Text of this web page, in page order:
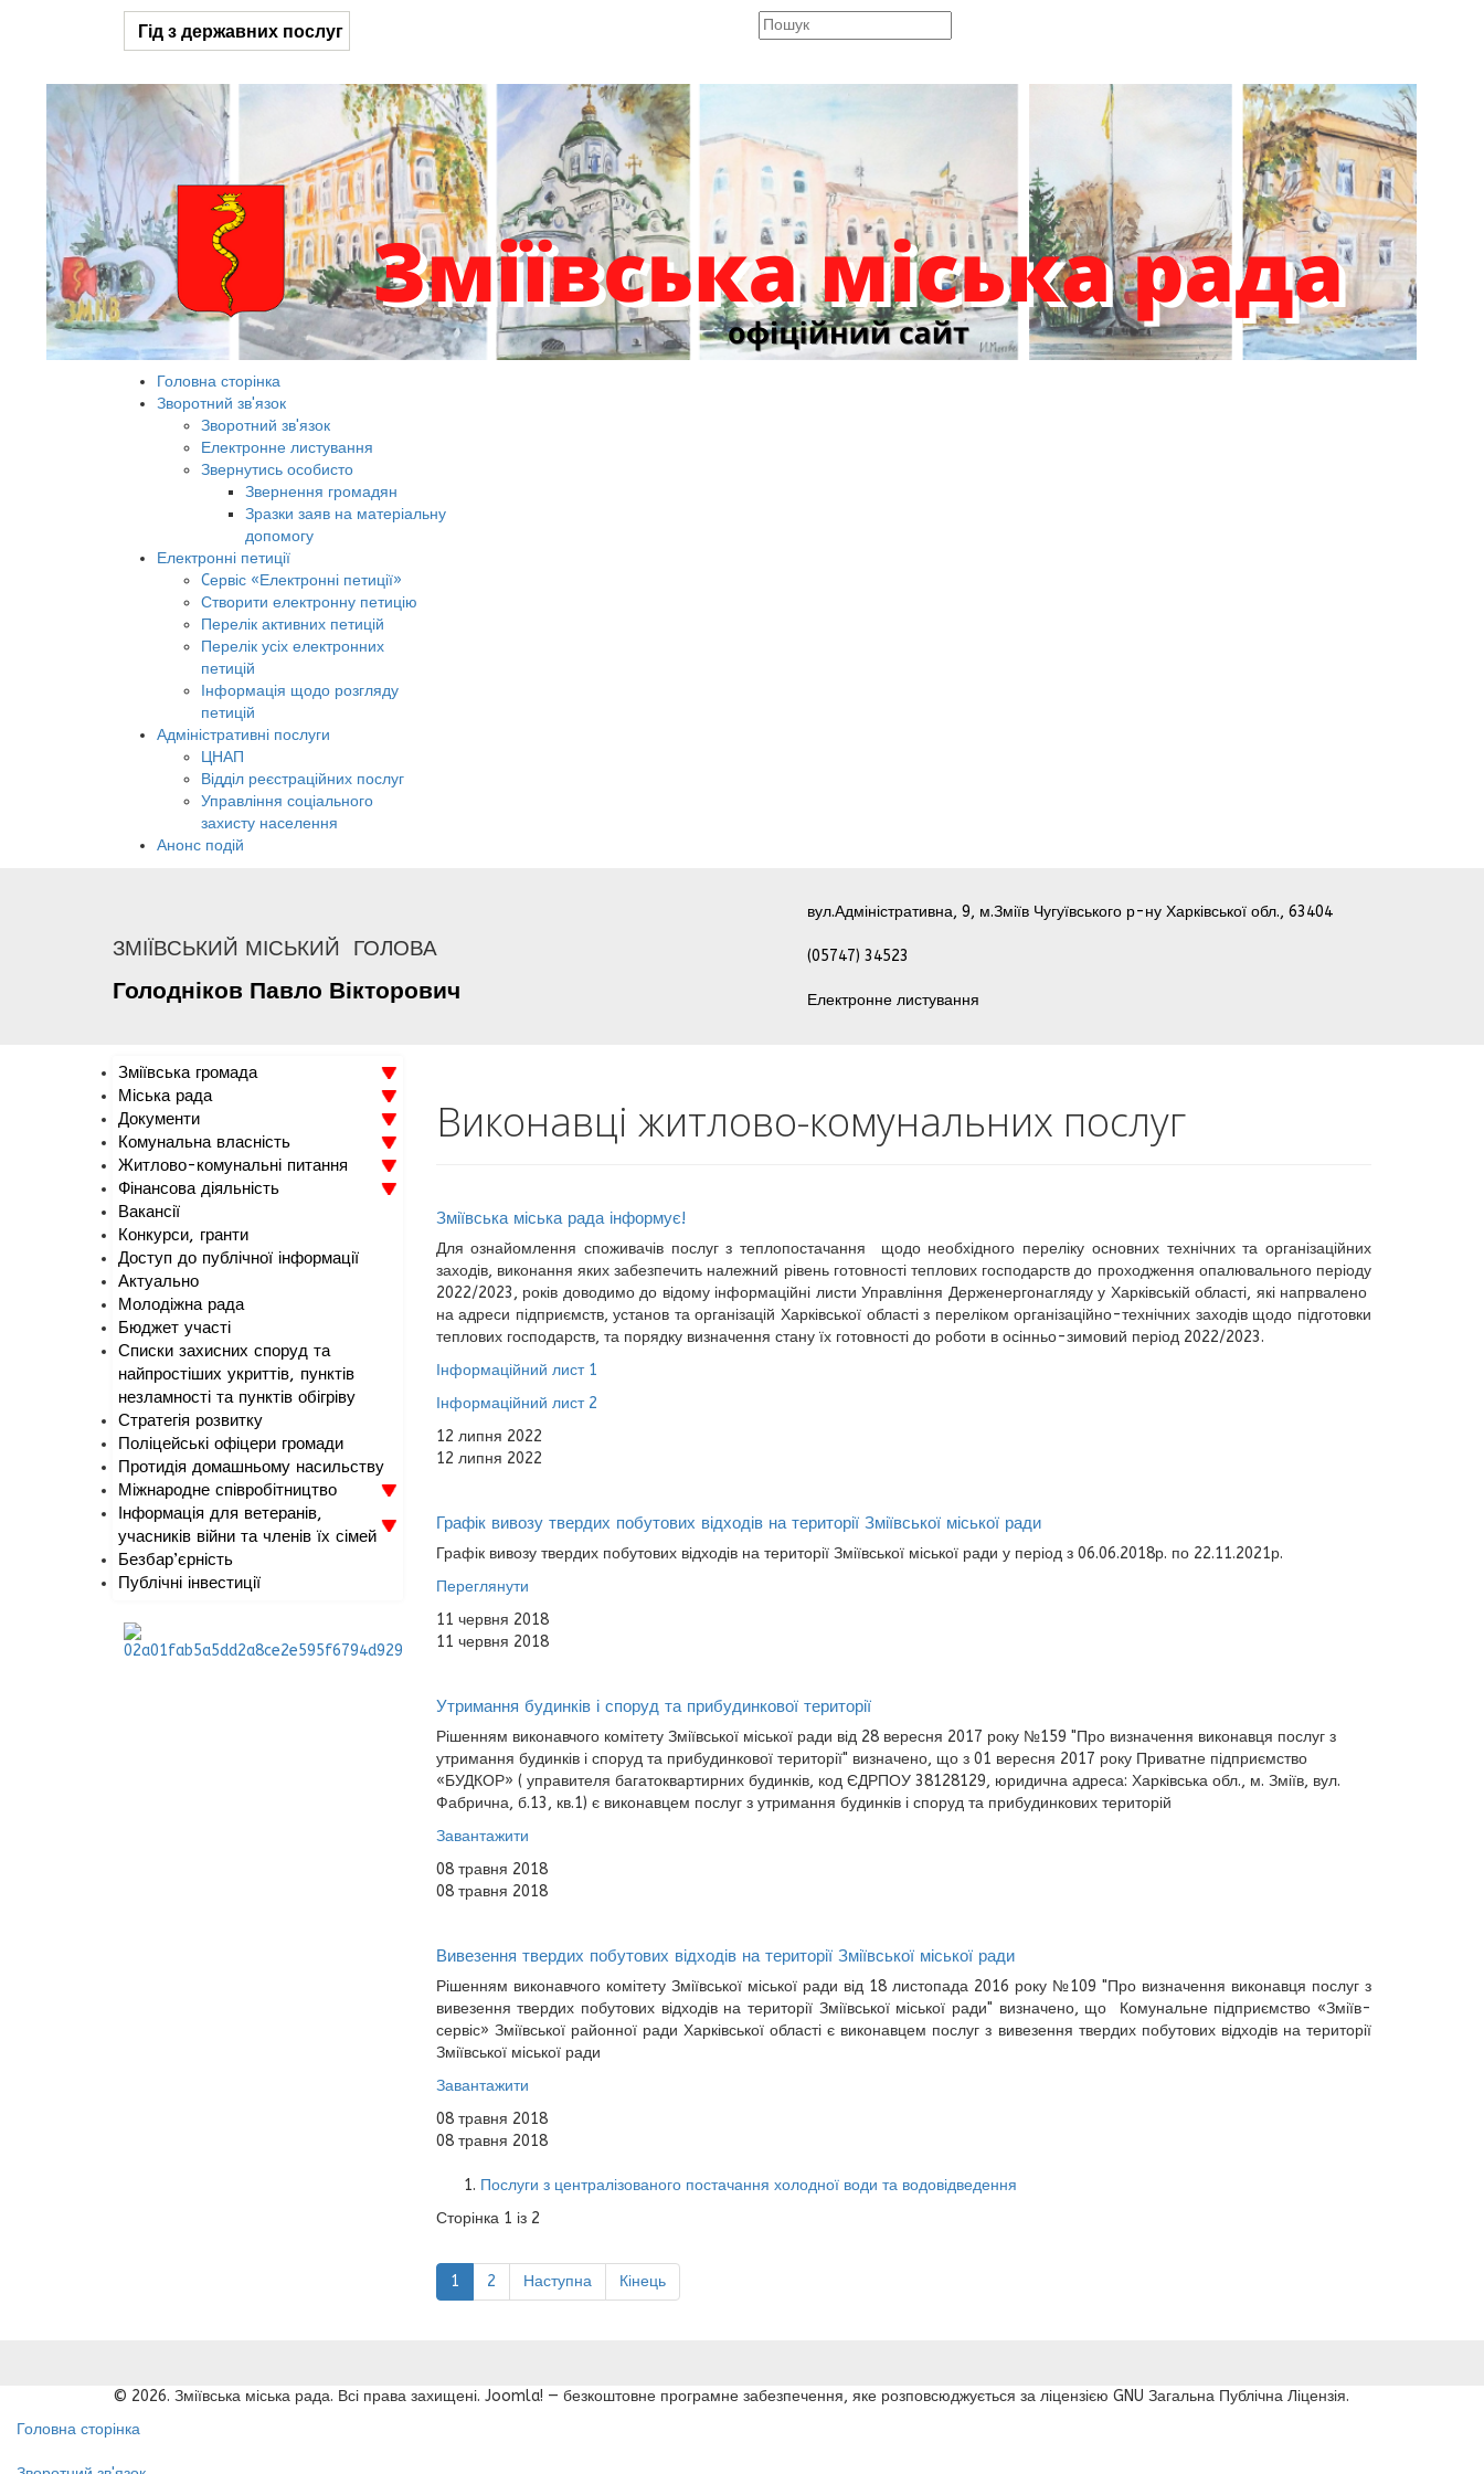
Гід з державних послуг
Головна сторінка
Зворотний зв'язок
Зворотний зв'язок
Електронне листування
Звернутись особисто
Звернення громадян
Зразки заяв на матеріальну
допомогу
Електронні петиції
Cервіс «Електронні петиції»
Створити електронну петицію
Перелік активних петицій
Перелік усіх електронних
петицій
Інформація щодо розгляду
петицій
Адміністративні послуги
ЦНАП
Відділ реєстраційних послуг
Управління соціального
захисту населення
Анонс подій
ЗМІЇВСЬКИЙ МІСЬКИЙ ГОЛОВА
Голодніков Павло Вікторович
вул.Адміністративна, 9, м.Зміїв Чугуївського р-ну Харківської обл., 63404
(05747) 34523
Електронне листування
Зміївська громада
Міська рада
Документи
Комунальна власність
Житлово-комунальні питання
Фінансова діяльність
Вакансії
Конкурси, гранти
Доступ до публічної інформації
Актуально
Молодіжна рада
Бюджет участі
Списки захисних споруд та
найпростіших укриттів, пунктів
незламності та пунктів обігріву
Стратегія розвитку
Поліцейські офіцери громади
Протидія домашньому насильству
Міжнародне співробітництво
Інформація для ветеранів,
учасників війни та членів їх сімей
Безбар’єрність
Публічні інвестиції
Виконавці житлово-комунальних послуг
Зміївська міська рада інформує!
Для ознайомлення споживачів послуг з теплопостачання щодо необхідного переліку основних технічних та організаційних
заходів, виконання яких забезпечить належний рівень готовності теплових господарств до проходження опалювального періоду
2022/2023, років доводимо до відому інформаційні листи Управління Держенергонагляду у Харківській області, які напрвалено
на адреси підприємств, установ та організацій Харківської області з переліком організаційно-технічних заходів щодо підготовки
теплових господарств, та порядку визначення стану їх готовності до роботи в осінньо-зимовий період 2022/2023.
Інформаційний лист 1
Інформаційний лист 2
12 липня 2022
12 липня 2022
Графік вивозу твердих побутових відходів на території Зміївської міської ради
Графік вивозу твердих побутових відходів на території Зміївської міської ради у період з 06.06.2018р. по 22.11.2021р.
Переглянути
11 червня 2018
11 червня 2018
Утримання будинків і споруд та прибудинкової території
Рішенням виконавчого комітету Зміївської міської ради від 28 вересня 2017 року №159 "Про визначення виконавця послуг з
утримання будинків і споруд та прибудинкової території" визначено, що з 01 вересня 2017 року Приватне підприємство
«БУДКОР» ( управителя багатоквартирних будинків, код ЄДРПОУ 38128129, юридична адреса: Харківська обл., м. Зміїв, вул.
Фабрична, б.13, кв.1) є виконавцем послуг з утримання будинків і споруд та прибудинкових територій
Завантажити
08 травня 2018
08 травня 2018
Вивезення твердих побутових відходів на території Зміївської міської ради
Рішенням виконавчого комітету Зміївської міської ради від 18 листопада 2016 року №109 "Про визначення виконавця послуг з
вивезення твердих побутових відходів на території Зміївської міської ради" визначено, що Комунальне підприємство «Зміїв-
сервіс» Зміївської районної ради Харківської області є виконавцем послуг з вивезення твердих побутових відходів на території
Зміївської міської ради
Завантажити
08 травня 2018
08 травня 2018
Послуги з централізованого постачання холодної води та водовідведення
Сторінка 1 із 2
1 2 Наступна Кінець
© 2026. Зміївська міська рада. Всі права захищені. Joomla! — безкоштовне програмне забезпечення, яке розповсюджується за ліцензією GNU Загальна Публічна Ліцензія.
Головна сторінка